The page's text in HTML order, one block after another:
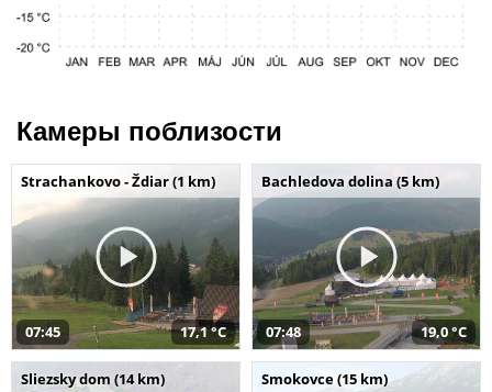
Камеры поблизости
Strachankovo - Ždiar (1 km)
07:45 17,1 °C
Bachledova dolina (5 km)
07:48 19,0 °C
Sliezsky dom (14 km) Smokovce (15 km)